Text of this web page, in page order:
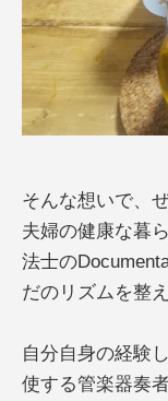
そんな想いで、
夫婦の健康な暮
法士の
だのリズムを整
自分自身の経験
使する管楽器奏